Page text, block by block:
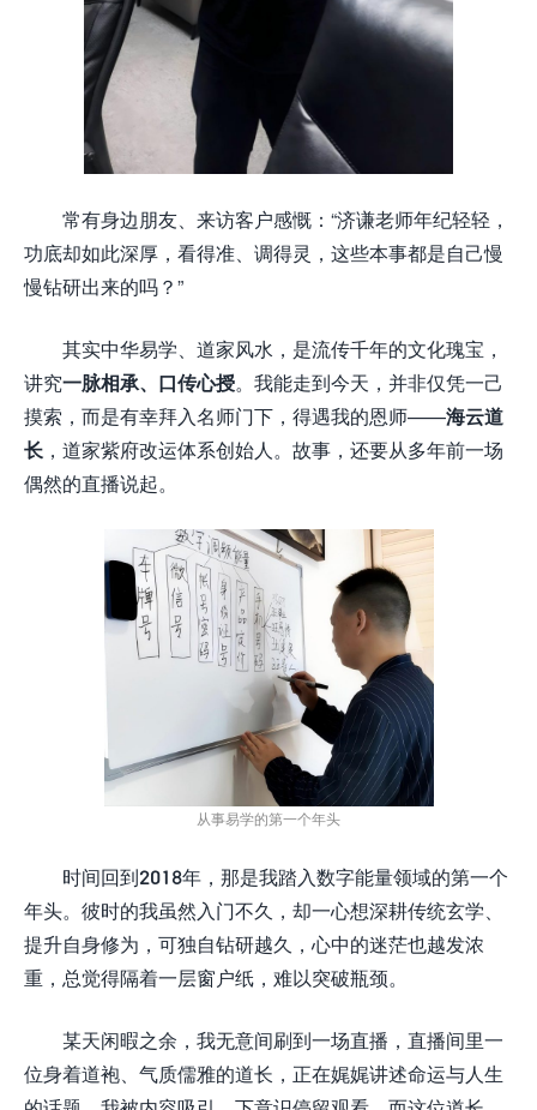
常有身边朋友、来访客户感慨：“济谦老师年纪轻轻，
功底却如此深厚，看得准、调得灵，这些本事都是自己慢
慢钻研出来的吗？”
其实中华易学、道家风水，是流传千年的文化瑰宝，
讲究一脉相承、口传心授。我能走到今天，并非仅凭一己
摸索，而是有幸拜入名师门下，得遇我的恩师——海云道
长 ，道家紫府改运体系创始人。故事，还要从多年前一场
偶然的直播说起。
从事易学的第一个年头
时间回到2018年，那是我踏入数字能量领域的第一个
年头。彼时的我虽然入门不久，却一心想深耕传统玄学、
提升自身修为，可独自钻研越久，心中的迷茫也越发浓
重，总觉得隔着一层窗户纸，难以突破瓶颈。
某天闲暇之余，我无意间刷到一场直播，直播间里一
位身着道袍、气质儒雅的道长，正在娓娓讲述命运与人生